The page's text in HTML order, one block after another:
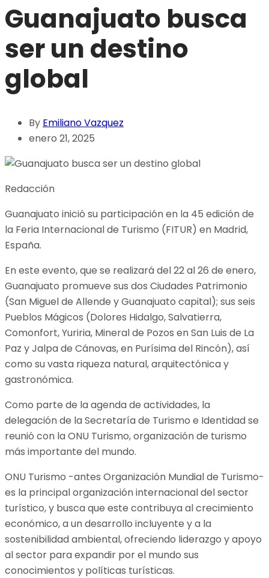
Guanajuato busca
ser un destino
global
By Emiliano Vazquez
enero 21, 2025
Redacción
Guanajuato inició su participación en la 45 edición de
la Feria Internacional de Turismo (FITUR) en Madrid,
España.
En este evento, que se realizará del 22 al 26 de enero,
Guanajuato promueve sus dos Ciudades Patrimonio
(San Miguel de Allende y Guanajuato capital); sus seis
Pueblos Mágicos (Dolores Hidalgo, Salvatierra,
Comonfort, Yuriria, Mineral de Pozos en San Luis de La
Paz y Jalpa de Cánovas, en Purísima del Rincón), así
como su vasta riqueza natural, arquitectónica y
gastronómica.
Como parte de la agenda de actividades, la
delegación de la Secretaría de Turismo e Identidad se
reunió con la ONU Turismo, organización de turismo
más importante del mundo.
ONU Turismo -antes Organización Mundial de Turismo-
es la principal organización internacional del sector
turístico, y busca que este contribuya al crecimiento
económico, a un desarrollo incluyente y a la
sostenibilidad ambiental, ofreciendo liderazgo y apoyo
al sector para expandir por el mundo sus
conocimientos y políticas turísticas.